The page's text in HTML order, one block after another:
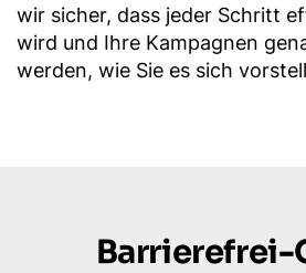
wir sicher, dass jeder Schritt
wird und Ihre Kampagnen
werden, wie Sie es sich
Barrierefrei-